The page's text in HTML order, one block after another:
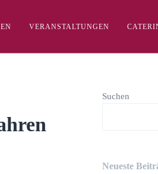
VERANSTALTUNGEN
Suchen
Neueste